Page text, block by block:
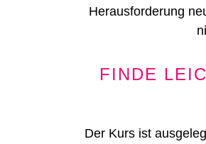
Herausforderung
FINDE
Der Kurs ist